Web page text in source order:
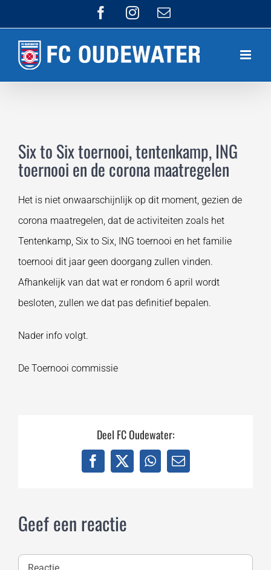
naar
inhoud
FacebookInstagram
E-
mail
Six to Six toernooi, tentenkamp, ING
toernooi en de corona maatregelen
Het is niet onwaarschijnlijk op dit moment, gezien de
corona maatregelen, dat de activiteiten zoals het
Tentenkamp, Six to Six, ING toernooi en het familie
toernooi dit jaar geen doorgang zullen vinden.
Afhankelijk van dat wat er rondom 6 april wordt
besloten, zullen we dat pas definitief bepalen.
Nader info volgt.
De Toernooi commissie
Deel FC Oudewater:
Facebook
X WhatsApp
E-
Geef een reactie
Reactie